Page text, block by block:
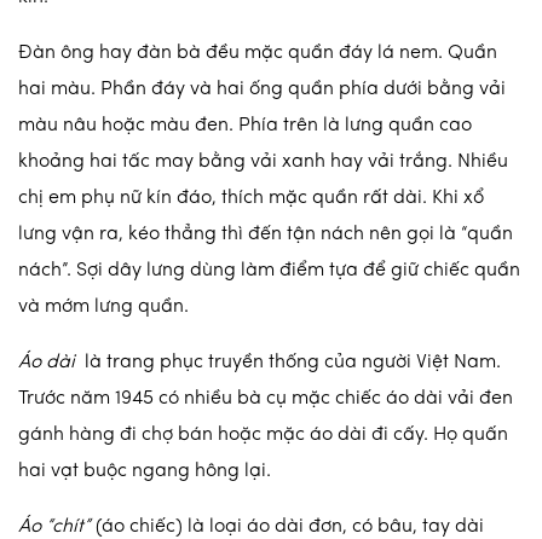
Đàn ông hay đàn bà đều mặc quần đáy lá nem. Quần
hai màu. Phần đáy và hai ống quần phía dưới bằng vải
màu nâu hoặc màu đen. Phía trên là lưng quần cao
khoảng hai tấc may bằng vải xanh hay vải trắng. Nhiều
chị em phụ nữ kín đáo, thích mặc quần rất dài. Khi xổ
lưng vận ra, kéo thẳng thì đến tận nách nên gọi là “quần
nách”. Sợi dây lưng dùng làm điểm tựa để giữ chiếc quần
và mớm lưng quần.
Áo dàilà trang phục truyền thống của người Việt Nam.
Trước năm 1945 có nhiều bà cụ mặc chiếc áo dài vải đen
gánh hàng đi chợ bán hoặc mặc áo dài đi cấy. Họ quấn
hai vạt buộc ngang hông lại.
Áo “chít”(áo chiếc) là loại áo dài đơn, có bâu, tay dài